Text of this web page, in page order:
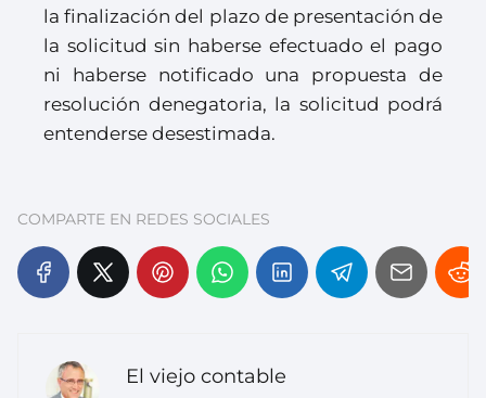
la finalización del plazo de presentación de
la solicitud sin haberse efectuado el pago
ni haberse notificado una propuesta de
resolución denegatoria, la solicitud podrá
entenderse desestimada.
COMPARTE EN REDES SOCIALES
El viejo contable